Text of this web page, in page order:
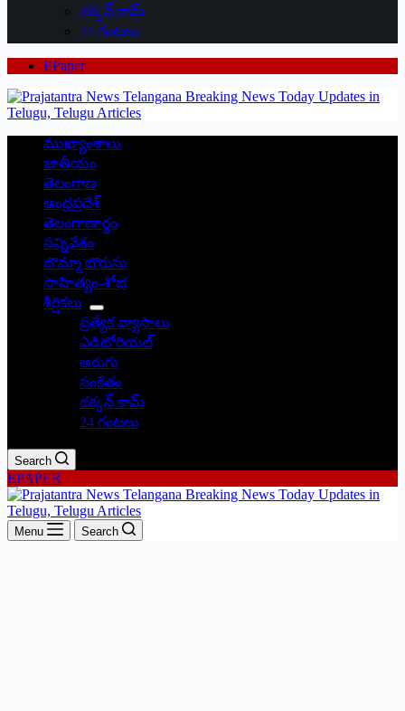
దక్కన్.కామ్
24 గంటలు
EPaper
ముఖ్యాంశాలు
జాతీయం
తెలంగాణ
ఆంధ్రప్రదేశ్
తెలంగాణార్థం
సన్నివేశం
బొమ్మా బొరుసు
సాహిత్యం-శోభ
శీర్షికలు
ప్రత్యేక వ్యాసాలు
ఎడిటోరియల్
అరుగు
సంకేతం
దక్కన్.కామ్
24 గంటలు
Search
EPAPER
Menu Search